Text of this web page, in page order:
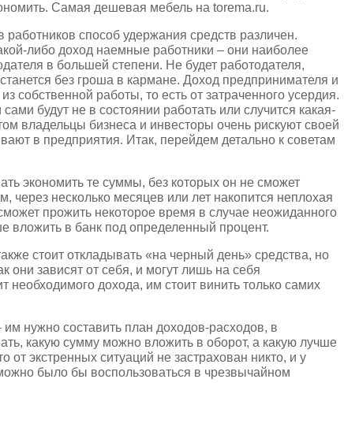
Самая дешевая мебель на torema.ru.
работников способ удержания средств различен.
либо доход наемные работники – они наиболее
в большей степени. Не будет работодателя,
без гроша в кармане. Доход предпринимателя и
собственной работы, то есть от затраченного усердия.
будут не в состоянии работать или случится какая-
владельцы бизнеса и инвесторы очень рискуют своей
в предприятия. Итак, перейдем детально к советам
экономить те суммы, без которых он не сможет
через несколько месяцев или лет накопится неплохая
прожить некоторое время в случае неожиданного
вложить в банк под определенный процент.
стоит откладывать «на черный день» средства, но
они зависят от себя, и могут лишь на себя
необходимого дохода, им стоит винить только самих
нужно составить план доходов-расходов, в
какую сумму можно вложить в оборот, а какую лучше
от экстренных ситуаций не застрахован никто, и у
было бы воспользоваться в чрезвычайном